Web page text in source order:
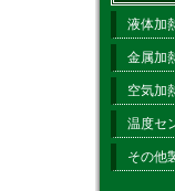
液体加
金属加
空気加
温度セ
その他